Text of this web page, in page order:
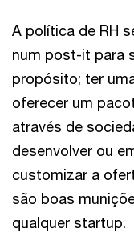
A política de RH
num post-it para
propósito; ter
oferecer um
através de
desenvolver ou
customizar a
são boas
qualquer startup.